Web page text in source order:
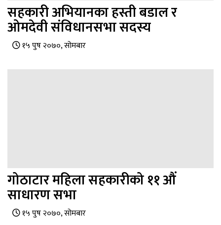
सहकारी अभियानका हस्ती बडाल र
ओमदेवी संविधानसभा सदस्य
१५ पुष २०७०, सोमबार
गोठाटार महिला सहकारीको ११ औं
साधारण सभा
१५ पुष २०७०, सोमबार